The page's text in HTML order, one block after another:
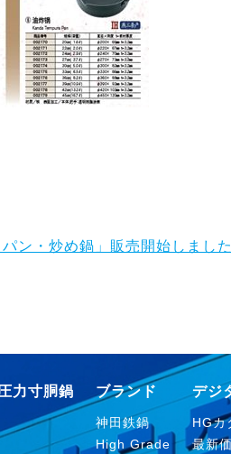
パン・炒め鍋」販売開始しまし
力寸胴鍋 ブランド
神田鉄鍋
High Grade
デジ
HG
最新